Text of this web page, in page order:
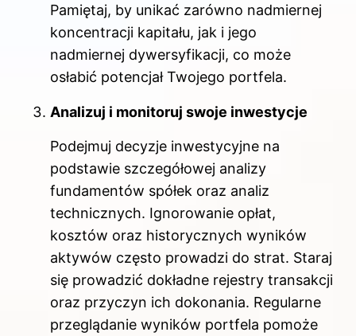
Pamiętaj, by unikać zarówno nadmiernej
koncentracji kapitału, jak i jego
nadmiernej dywersyfikacji, co może
osłabić potencjał Twojego portfela.
Analizuj i monitoruj swoje inwestycje
Podejmuj decyzje inwestycyjne na
podstawie szczegółowej analizy
fundamentów spółek oraz analiz
technicznych. Ignorowanie opłat,
kosztów oraz historycznych wyników
aktywów często prowadzi do strat. Staraj
się prowadzić dokładne rejestry transakcji
oraz przyczyn ich dokonania. Regularne
przeglądanie wyników portfela pomoże